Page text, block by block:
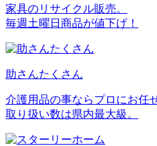
家具のリサイクル販売。
毎週土曜日商品が値下げ！
助さんたくさん
介護用品の事ならプロにお任せ
取り扱い数は県内最大級。